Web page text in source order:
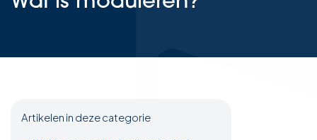
Artikelen in deze categorie